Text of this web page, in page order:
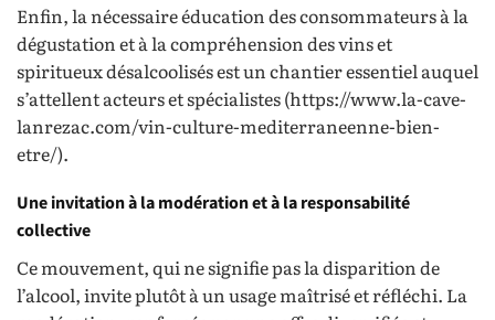
Enfin, la nécessaire éducation des consommateurs à la
dégustation et à la compréhension des vins et
spiritueux désalcoolisés est un chantier essentiel auquel
s’attellent acteurs et spécialistes (https://www.la-cave-
lanrezac.com/vin-culture-mediterraneenne-bien-
etre/).
Une invitation à la modération et à la responsabilité
collective
Ce mouvement, qui ne signifie pas la disparition de
l’alcool, invite plutôt à un usage maîtrisé et réfléchi. La